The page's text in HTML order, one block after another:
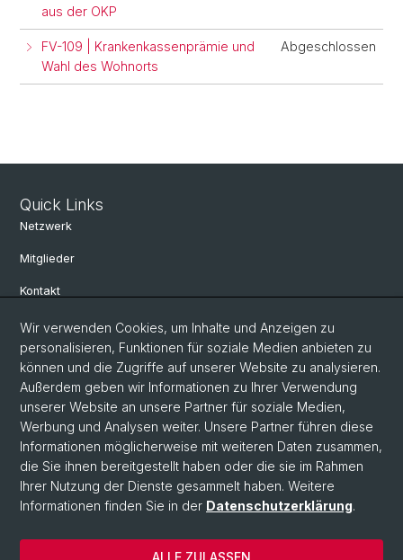
aus der OKP
FV-109 | Krankenkassenprämie und
Wahl des Wohnorts
Abgeschlossen
Quick Links
Netzwerk
Mitglieder
Kontakt
Social Media
Bluesky
Linkedin
Instagram
Wir verwenden Cookies, um Inhalte und Anzeigen zu
personalisieren, Funktionen für soziale Medien anbieten zu
können und die Zugriffe auf unserer Website zu analysieren.
Außerdem geben wir Informationen zu Ihrer Verwendung
unserer Website an unsere Partner für soziale Medien,
Werbung und Analysen weiter. Unsere Partner führen diese
Informationen möglicherweise mit weiteren Daten zusammen,
die Sie ihnen bereitgestellt haben oder die sie im Rahmen
Ihrer Nutzung der Dienste gesammelt haben. Weitere
Informationen finden Sie in der Datenschutzerklärung.
ALLE ZULASSEN